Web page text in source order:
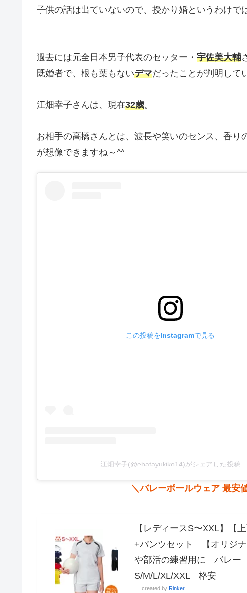
子供の話は出ていないので、授かり婚というわけで
過去には元全日本男子代表のセッター・ 宇佐美大輔
既婚者で、根も葉もないデマだったことが判明して
江畑幸子さんは、現在32歳。
お相手の高橋さんとは、波長や笑いのセンス、香
が想像できますね～^^
この投稿をInstagramで見る
江畑幸子(@ebatayukiko14)がシェアした投稿
＼バレーボールウェア 最安
【レディースS〜XXL】【
+パンツセット 【オリジ
や部活の練習用に バレ
S/M/L/XL/XXL 格安
created by Rinker